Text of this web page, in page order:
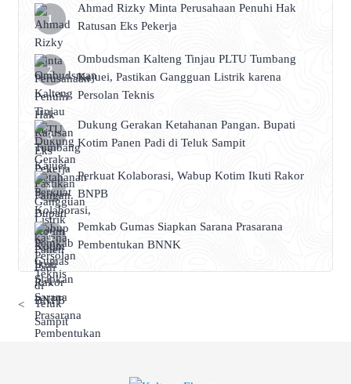
Ahmad Rizky Minta Perusahaan Penuhi Hak
Ratusan Eks Pekerja
Ombudsman Kalteng Tinjau PLTU Tumbang
Kajuei, Pastikan Gangguan Listrik karena
Persolan Teknis
Dukung Gerakan Ketahanan Pangan. Bupati
Kotim Panen Padi di Teluk Sampit
Perkuat Kolaborasi, Wabup Kotim Ikuti Rakor
BNPB
Pemkab Gumas Siapkan Sarana Prasarana
Pembentukan BNNK
<